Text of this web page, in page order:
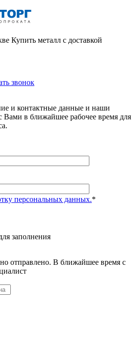
Купить металл с доставкой
звонок
и контактные данные и наши
Вами в ближайшее рабочее время для
персональных данных.*
заполнения
отправлено. В ближайшее время с